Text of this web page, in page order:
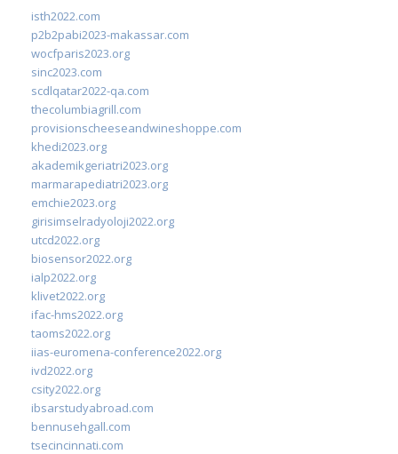
isth2022.com
p2b2pabi2023-makassar.com
wocfparis2023.org
sinc2023.com
scdlqatar2022-qa.com
thecolumbiagrill.com
provisionscheeseandwineshoppe.com
khedi2023.org
akademikgeriatri2023.org
marmarapediatri2023.org
emchie2023.org
girisimselradyoloji2022.org
utcd2022.org
biosensor2022.org
ialp2022.org
klivet2022.org
ifac-hms2022.org
taoms2022.org
iias-euromena-conference2022.org
ivd2022.org
csity2022.org
ibsarstudyabroad.com
bennusehgall.com
tsecincinnati.com